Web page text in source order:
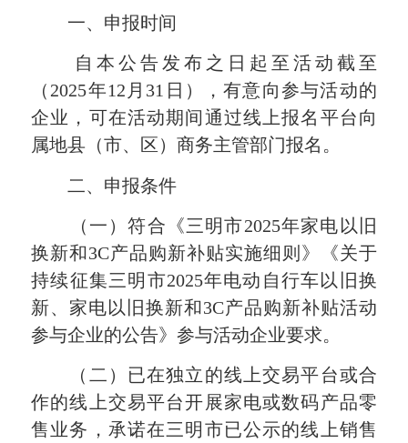
一、申报时间
自本公告发布之日起至活动截至
（2025年12月31日），有意向参与活动的
企业，可在活动期间通过线上报名平台向
属地县（市、区）商务主管部门报名。
二、申报条件
（一）符合《三明市2025年家电以旧
换新和3C产品购新补贴实施细则》《关于
持续征集三明市2025年电动自行车以旧换
新、家电以旧换新和3C产品购新补贴活动
参与企业的公告》参与活动企业要求。
（二）已在独立的线上交易平台或合
作的线上交易平台开展家电或数码产品零
售业务，承诺在三明市已公示的线上销售